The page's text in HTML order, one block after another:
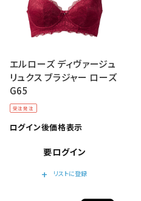
受注発注
エルローズ ディヴァージュ
リュクス ブラジャー ローズ
G65
ログイン後価格表示
要ログイン
add
リストに登録